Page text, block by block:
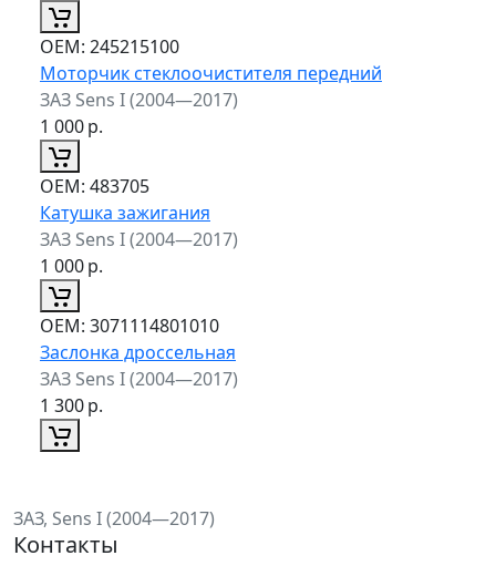
ОЕМ: 245215100
Моторчик стеклоочистителя передний
ЗАЗ Sens I (2004—2017)
1 000р.
ОЕМ: 483705
Катушка зажигания
ЗАЗ Sens I (2004—2017)
1 000р.
ОЕМ: 3071114801010
Заслонка дроссельная
ЗАЗ Sens I (2004—2017)
1 300р.
ЗАЗ, Sens I (2004—2017)
Контакты